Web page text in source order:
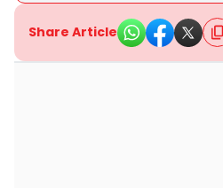
Share Article